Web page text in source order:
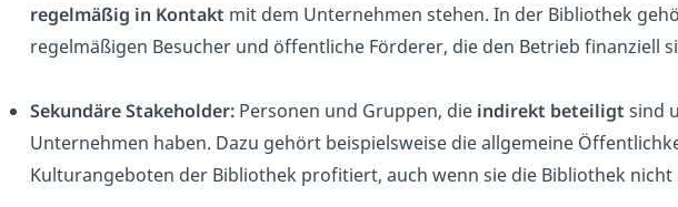
regelmäßig in Kontakt mit dem Unternehmen stehen. In der Bibliothek
regelmäßigen Besucher und öffentliche Förderer, die den Betrieb finanziell
Sekundäre Stakeholder: Personen und Gruppen, die indirekt beteiligt sind
Unternehmen haben. Dazu gehört beispielsweise die allgemeine
Kulturangeboten der Bibliothek profitiert, auch wenn sie die Bibliothek